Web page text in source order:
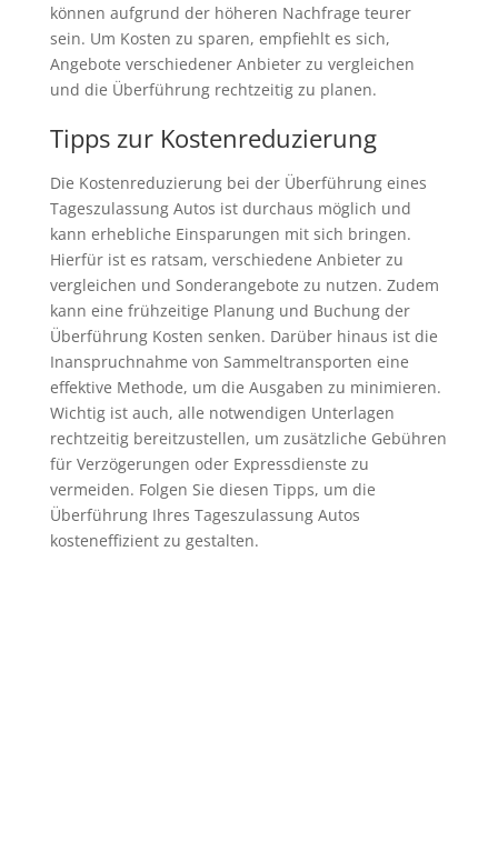
können aufgrund der höheren Nachfrage teurer
sein. Um Kosten zu sparen, empfiehlt es sich,
Angebote verschiedener Anbieter zu vergleichen
und die Überführung rechtzeitig zu planen.
Tipps zur Kostenreduzierung
Die Kostenreduzierung bei der Überführung eines
Tageszulassung Autos ist durchaus möglich und
kann erhebliche Einsparungen mit sich bringen.
Hierfür ist es ratsam, verschiedene Anbieter zu
vergleichen und Sonderangebote zu nutzen. Zudem
kann eine frühzeitige Planung und Buchung der
Überführung Kosten senken. Darüber hinaus ist die
Inanspruchnahme von Sammeltransporten eine
effektive Methode, um die Ausgaben zu minimieren.
Wichtig ist auch, alle notwendigen Unterlagen
rechtzeitig bereitzustellen, um zusätzliche Gebühren
für Verzögerungen oder Expressdienste zu
vermeiden. Folgen Sie diesen Tipps, um die
Überführung Ihres Tageszulassung Autos
kosteneffizient zu gestalten.